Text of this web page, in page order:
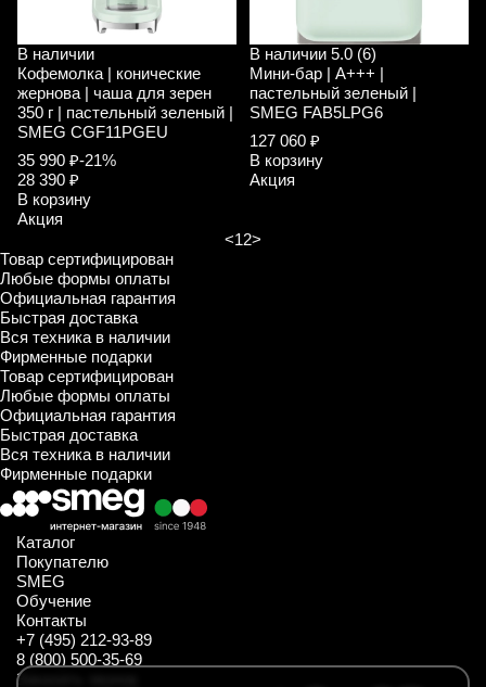
В наличии
Кофемолка | конические
жернова | чаша для зерен
350 г | пастельный зеленый |
SMEG CGF11PGEU
35 990 ₽-21%
28 390 ₽
В корзину
Акция
В наличии 5.0 (6)
Мини-бар | A+++ |
пастельный зеленый |
SMEG FAB5LPG6
127 060 ₽
В корзину
Акция
<12>
Товар сертифицирован
Любые формы оплаты
Официальная гарантия
Быстрая доставка
Вся техника в наличии
Фирменные подарки
Товар сертифицирован
Любые формы оплаты
Официальная гарантия
Быстрая доставка
Вся техника в наличии
Фирменные подарки
Каталог
Покупателю
SMEG
Обучение
Контакты
+7 (495) 212-93-89
8 (800) 500-35-69
Заказать звонок